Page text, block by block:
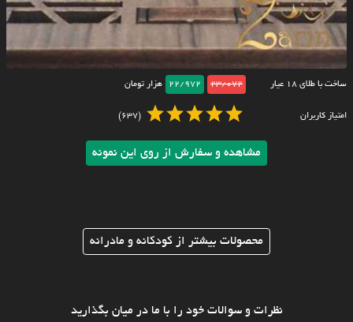
ساخت با طلای ۱۸ عیار 23/072
22/972 هزار تومان
امتیاز کاربران (637)
مشاهده و سفارش از روی این نمونه
محصولات بیشتر از کودکانه و مادرانه
نظرات و سوالات خود را با ما در میان بگذارید